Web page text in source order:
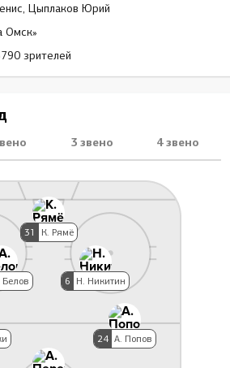
Цыплаков Юрий
Омск»
зрителей
3 звено 4 звено
31 К. Рямё
6 Н. Никитин
Белов
24 А. Попов